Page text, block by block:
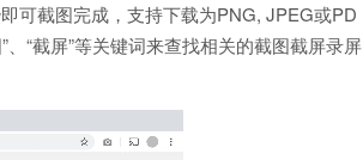
可截图完成，支持下载为PNG, JPEG或PD
“截屏”等关键词来查找相关的截图截屏录屏